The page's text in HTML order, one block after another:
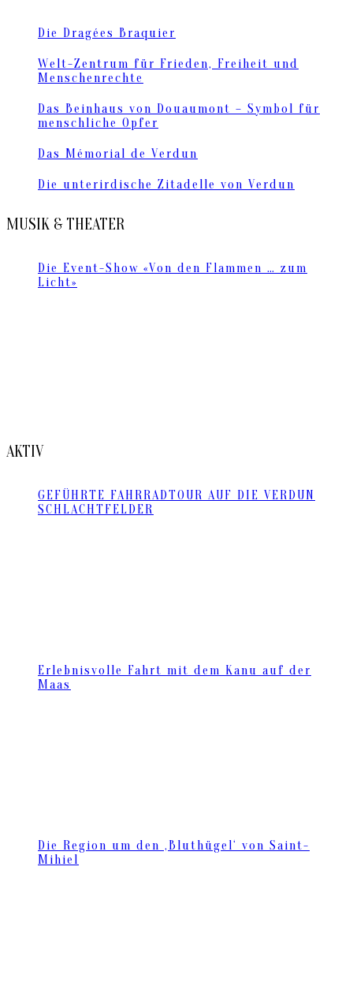
Die Dragées Braquier
Welt-Zentrum für Frieden, Freiheit und
Menschenrechte
Das Beinhaus von Douaumont – Symbol für
menschliche Opfer
Das Mémorial de Verdun
Die unterirdische Zitadelle von Verdun
MUSIK & THEATER
Die Event-Show «Von den Flammen … zum
Licht»
AKTIV
GEFÜHRTE FAHRRADTOUR AUF DIE VERDUN
SCHLACHTFELDER
Erlebnisvolle Fahrt mit dem Kanu auf der
Maas
Die Region um den ‚Bluthügel‘ von Saint-
Mihiel